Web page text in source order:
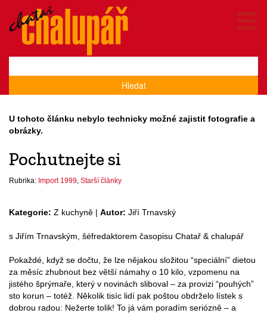
Hledat
U tohoto článku nebylo technicky možné zajistit fotografie a
obrázky.
Pochutnejte si
Rubrika: Import 1999 Starší články
Kategorie: Z kuchyně | Autor: Jiří Trnavský
s Jiřím Trnavským, šéfredaktorem časopisu Chatař & chalupář
Pokaždé, když se dočtu, že lze nějakou složitou “speciální” dietou
za měsíc zhubnout bez větší námahy o 10 kilo, vzpomenu na
jistého šprýmaře, který v novinách sliboval – za provizi “pouhých”
sto korun – totéž. Několik tisíc lidí pak poštou obdrželo lístek s
dobrou radou: Nežerte tolik! To já vám poradím seriózně – a